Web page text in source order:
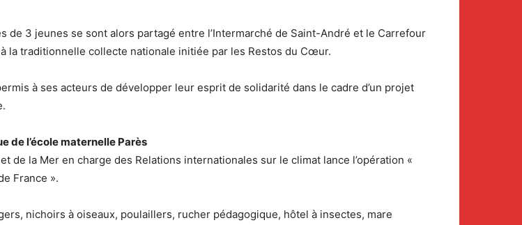
de 3 jeunes se sont alors partagé entre l’Intermarché de Saint-André et le Carrefour
la traditionnelle collecte nationale initiée par les Restos du Cœur.
à ses acteurs de développer leur esprit de solidarité dans le cadre d’un projet
de l’école maternelle Parès
de la Mer en charge des Relations internationales sur le climat lance l’opération «
France ».
nichoirs à oiseaux, poulaillers, rucher pédagogique, hôtel à insectes, mare